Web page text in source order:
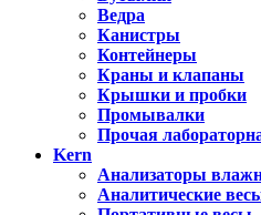
Ведра
Канистры
Контейнеры
Краны и клапаны
Крышки и пробки
Промывалки
Прочая
Kern
Анализаторы
Аналитические